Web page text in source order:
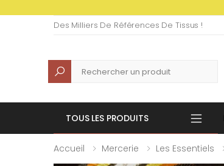
Des Milliers De Références De Tissus !
Recherche
TOUS LES PRODUITS
Accueil Mercerie Les Essentiels